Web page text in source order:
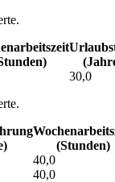
30,0
(Stunden)
40,0
40,0